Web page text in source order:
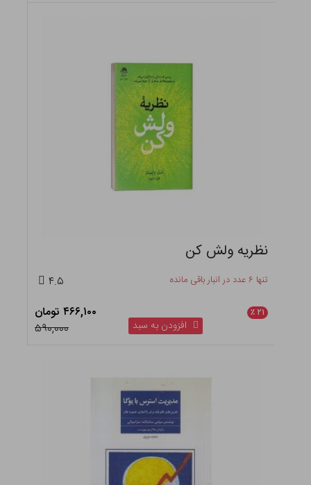
نظریه ولش کن
تنها ۶ عدد در انبار باقی مانده ۴.۵
۲۱ ٪
۴۶۶,۱۰۰ تومان
۵۹۰,۰۰۰
افزودن به سبد